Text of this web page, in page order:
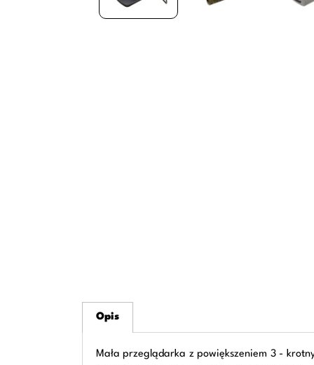
Opis
Mała przeglądarka z powiększeniem 3 -